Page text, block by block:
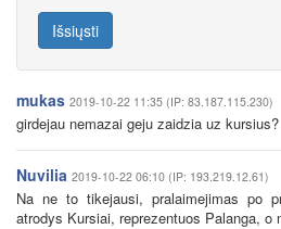
Išsiųsti
mukas 2019-10-22 11:35 (IP: 83.187.115.230)
girdejau nemazai geju zaidzia uz kursius?
Nuvilia 2019-10-22 06:10 (IP: 193.219.12.61)
Na ne to tikejausi, pralaimejimas po
atrodys Kursiai, reprezentuos Palanga, o